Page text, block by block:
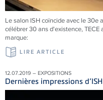
Le salon ISH coïncide avec le 30e
célébrer 30 ans d'existence,
marque:
LIRE ARTICLE
12.07.2019 – EXPOSITIONS
Dernières impressions d’ISH